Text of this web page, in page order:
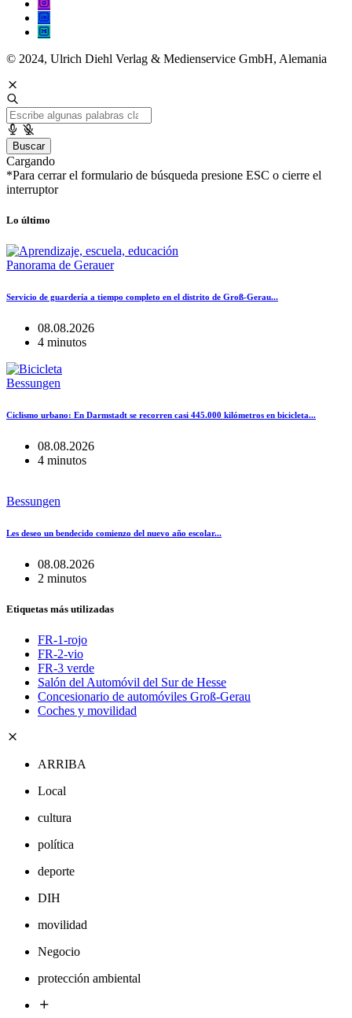
© 2024, Ulrich Diehl Verlag & Medienservice GmbH, Alemania
Buscar
Cargando
*Para cerrar el formulario de búsqueda presione ESC o cierre el
interruptor
Lo último
Panorama de Gerauer
Servicio de guardería a tiempo completo en el distrito de Groß-Gerau...
08.08.2026
4 minutos
Bessungen
Ciclismo urbano: En Darmstadt se recorren casi 445.000 kilómetros en bicicleta...
08.08.2026
4 minutos
Bessungen
Les deseo un bendecido comienzo del nuevo año escolar...
08.08.2026
2 minutos
Etiquetas más utilizadas
FR-1-rojo
FR-2-vio
FR-3 verde
Salón del Automóvil del Sur de Hesse
Concesionario de automóviles Groß-Gerau
Coches y movilidad
ARRIBA
Local
cultura
política
deporte
DIH
movilidad
Negocio
protección ambiental